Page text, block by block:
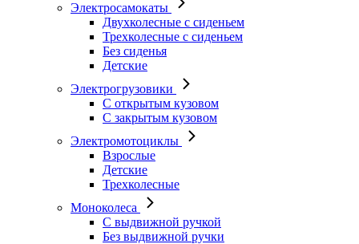
Электросамокаты
Двухколесные с сиденьем
Трехколесные с сиденьем
Без сиденья
Детские
Электрогрузовики
С открытым кузовом
С закрытым кузовом
Электромотоциклы
Взрослые
Детские
Трехколесные
Моноколеса
С выдвижной ручкой
Без выдвижной ручки